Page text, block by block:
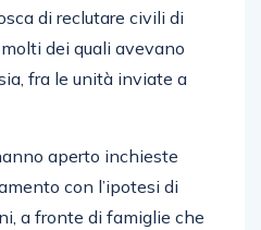
di reclutare civili di
dei quali avevano
fra le unità inviate a
aperto inchieste
con l’ipotesi di
a fronte di famiglie che